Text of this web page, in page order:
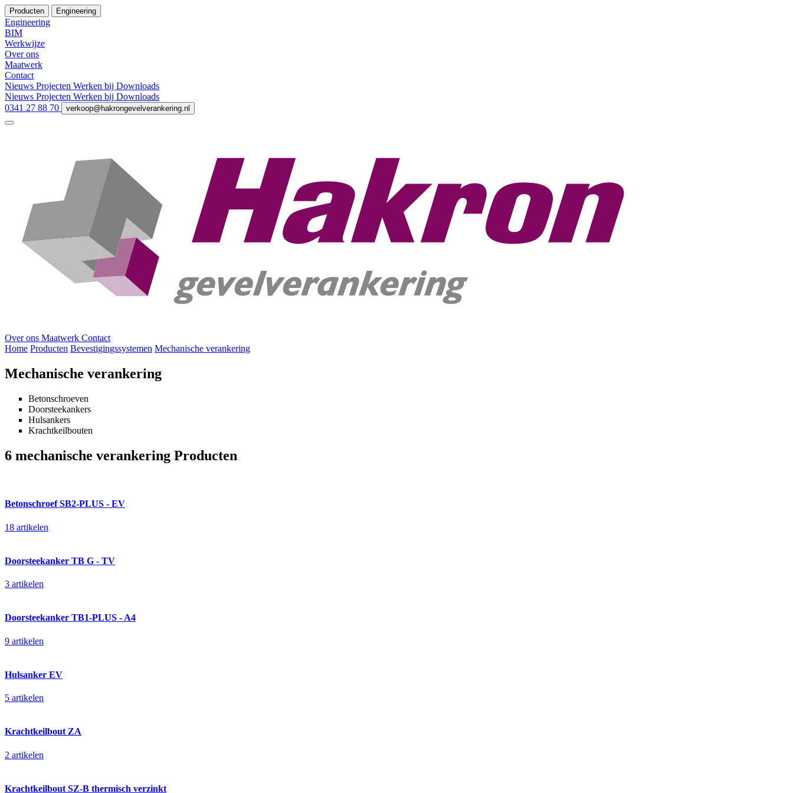
Producten Engineering
Engineering
BIM
Werkwijze
Over ons
Maatwerk
Contact
Nieuws Projecten Werken bij Downloads
Nieuws Projecten Werken bij Downloads
0341 27 88 70
verkoop@hakrongevelverankering.nl
Over ons Maatwerk Contact
Home Producten Bevestigingssystemen Mechanische verankering
Mechanische verankering
Betonschroeven
Doorsteekankers
Hulsankers
Krachtkeilbouten
6 mechanische verankering Producten
Betonschroef SB2-PLUS - EV
18 artikelen
Doorsteekanker TB G - TV
3 artikelen
Doorsteekanker TB1-PLUS - A4
9 artikelen
Hulsanker EV
5 artikelen
Krachtkeilbout ZA
2 artikelen
Krachtkeilbout SZ-B thermisch verzinkt